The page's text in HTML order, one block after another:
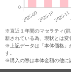
※直近１年間のマセラティ(
新されている為、現状とは変
※上記データは「本体価格」
す。
※購入の際は本体金額の他に